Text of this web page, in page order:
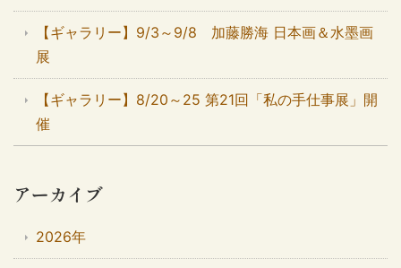
【ギャラリー】9/3～9/8 加藤勝海 日本画＆水墨画
展
【ギャラリー】8/20～25 第21回「私の手仕事展」開
催
アーカイブ
2026年